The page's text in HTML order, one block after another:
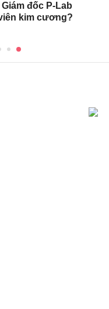
đốc P-Lab
kim cương?